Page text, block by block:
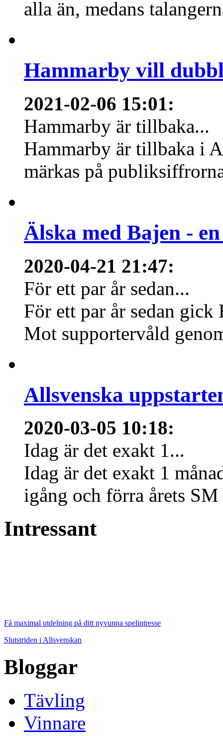
alla än, medans
Hammarby vill
2021-02-06 15:01:
Hammarby är tillbaka...
Hammarby är tillbaka i
märkas på
Älska med Bajen -
2020-04-21 21:47:
För ett par år sedan...
För ett par år sedan
Mot supportervåld
Allsvenska
2020-03-05 10:18:
Idag är det exakt 1...
Idag är det exakt 1
igång och förra årets
Intressant
Få maximal utdelning på ditt nyvunna spelintresse
Slutstriden i Allsvenskan
Bloggar
Tävling
Vinnare